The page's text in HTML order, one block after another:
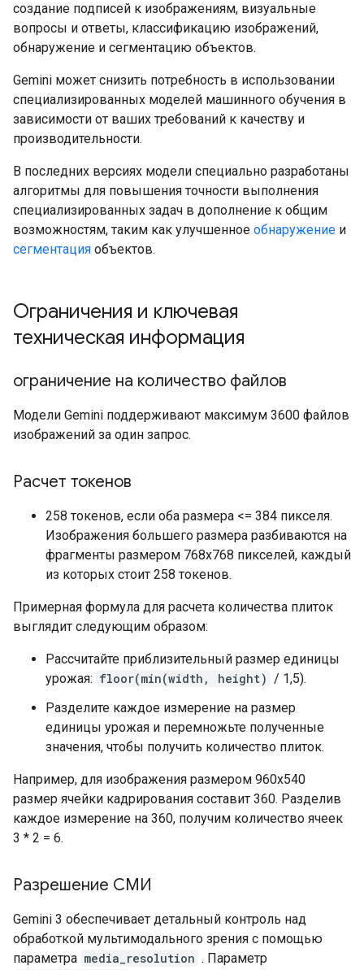
создание подписей к изображениям, визуальные
вопросы и ответы, классификацию изображений,
обнаружение и сегментацию объектов.
Gemini может снизить потребность в использовании
специализированных моделей машинного обучения в
зависимости от ваших требований к качеству и
производительности.
В последних версиях модели специально разработаны
алгоритмы для повышения точности выполнения
специализированных задач в дополнение к общим
возможностям, таким как улучшенное обнаружение и
сегментация объектов.
Ограничения и ключевая
техническая информация
ограничение на количество файлов
Модели Gemini поддерживают максимум 3600 файлов
изображений за один запрос.
Расчет токенов
258 токенов, если оба размера <= 384 пикселя.
Изображения большего размера разбиваются на
фрагменты размером 768x768 пикселей, каждый
из которых стоит 258 токенов.
Примерная формула для расчета количества плиток
выглядит следующим образом:
Рассчитайте приблизительный размер единицы
урожая: floor(min(width, height) / 1,5).
Разделите каждое измерение на размер
единицы урожая и перемножьте полученные
значения, чтобы получить количество плиток.
Например, для изображения размером 960x540
размер ячейки кадрирования составит 360. Разделив
каждое измерение на 360, получим количество ячеек
3 * 2 = 6.
Разрешение СМИ
Gemini 3 обеспечивает детальный контроль над
обработкой мультимодального зрения с помощью
параметра media_resolution . Параметр